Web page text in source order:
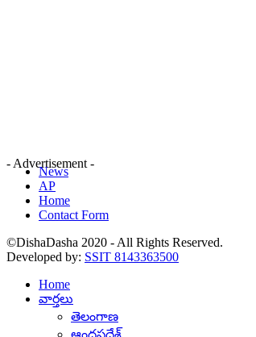
- Advertisement -
News
AP
Home
Contact Form
©DishaDasha 2020 - All Rights Reserved.
Developed by: SSIT 8143363500
Home
వార్తలు
తెలంగాణ